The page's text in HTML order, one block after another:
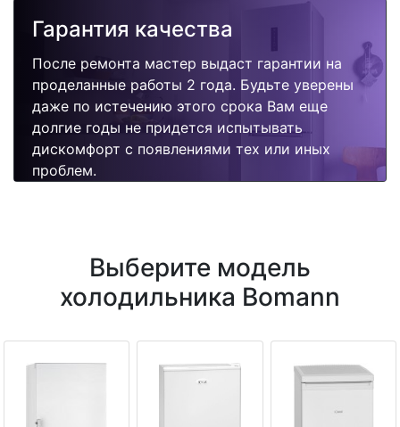
Гарантия качества
После ремонта мастер выдаст гарантии на
проделанные работы 2 года. Будьте уверены
даже по истечению этого срока Вам еще
долгие годы не придется испытывать
дискомфорт с появлениями тех или иных
проблем.
Выберите модель
холодильника Bomann